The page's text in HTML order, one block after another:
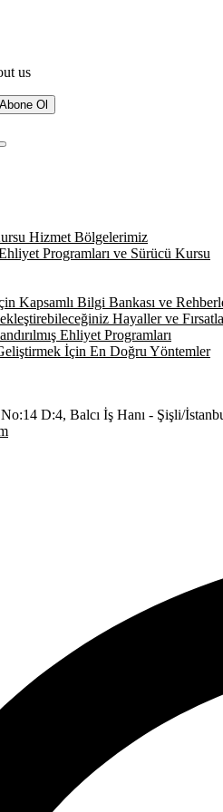
us
Abone Ol
Hizmet Bölgelerimiz
Programları ve Sürücü Kursu
Kapsamlı Bilgi Bankası ve
Hayaller ve
Ehliyet Programları
İçin En Doğru Yöntemler
D:4, Balcı İş Hanı - Şişli/